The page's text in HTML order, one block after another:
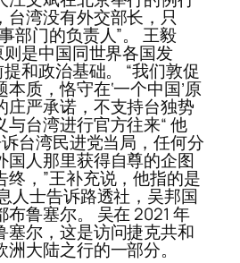
台湾没有外交部长，只
部门的负责人”。 王毅
则是中国同世界各国发
和政治基础。 “我们敦促
质，恪守在‘一个中国’原
庄严承诺，不支持台独势
与台湾进行官方往来“ 他
台湾民进党当局，任何分
国人那里获得自尊的企图
终，”王补充说，他指的是
人士告诉路透社，吴邦国
鲁塞尔。 吴在 2021 年
塞尔，这是访问捷克共和
大陆之行的一部分。